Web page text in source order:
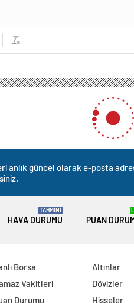
anlık güncel olarak e-posta
HAVA DURUMU
TAHMİNİ
PUAN
Borsa
Vakitleri
Durumu
Altınlar
Dövizler
Hisseler